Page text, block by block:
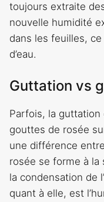
toujours extraite
nouvelle humidité
dans les feuilles,
d’eau.
Guttation vs
Parfois, la
gouttes de rosée
une différence
rosée se forme à la
la condensation de
quant à elle, est